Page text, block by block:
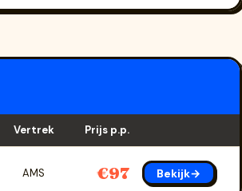
Vertrek Prijs p.p.
AMS €97 Bekijk→